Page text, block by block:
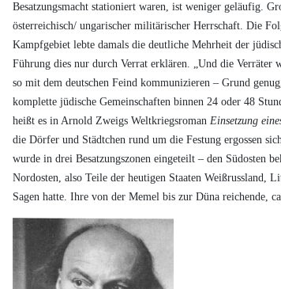
Besatzungsmacht stationiert waren, ist weniger geläufig.
österreichisch/ ungarischer militärischer Herrschaft. Die
Kampfgebiet lebte damals die deutliche Mehrheit der
Führung dies nur durch Verrat erklären. „Und die Verräter
so mit dem deutschen Feind kommunizieren – Grund
komplette jüdische Gemeinschaften binnen 24 oder 48
heißt es in Arnold Zweigs Weltkriegsroman Einsetzung
die Dörfer und Städtchen rund um die Festung ergossen
wurde in drei Besatzungszonen eingeteilt – den Südosten
Nordosten, also Teile der heutigen Staaten Weißrussland,
Sagen hatte. Ihre von der Memel bis zur Düna reichende,